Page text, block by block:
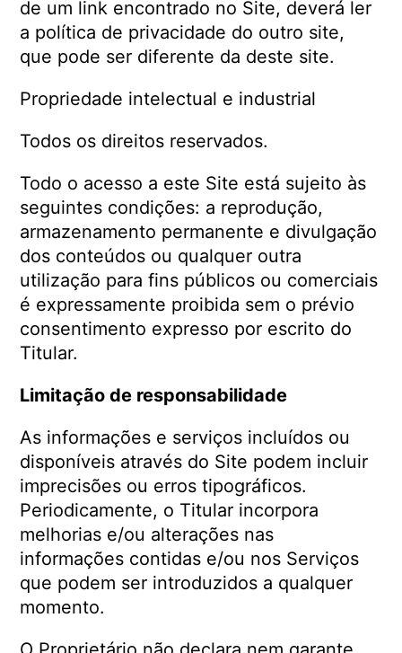
de um link encontrado no Site, deverá ler
a política de privacidade do outro site,
que pode ser diferente da deste site.
Propriedade intelectual e industrial
Todos os direitos reservados.
Todo o acesso a este Site está sujeito às
seguintes condições: a reprodução,
armazenamento permanente e divulgação
dos conteúdos ou qualquer outra
utilização para fins públicos ou comerciais
é expressamente proibida sem o prévio
consentimento expresso por escrito do
Titular.
Limitação de responsabilidade
As informações e serviços incluídos ou
disponíveis através do Site podem incluir
imprecisões ou erros tipográficos.
Periodicamente, o Titular incorpora
melhorias e/ou alterações nas
informações contidas e/ou nos Serviços
que podem ser introduzidos a qualquer
momento.